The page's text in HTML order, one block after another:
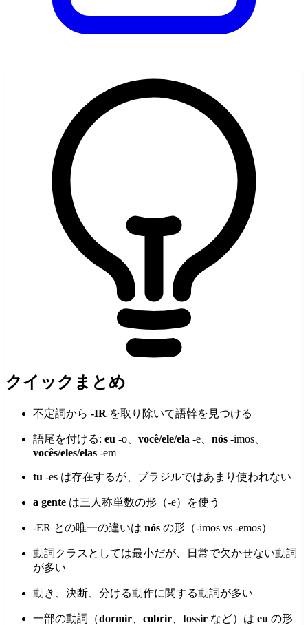
クイックまとめ
不定詞から -IR を取り除いて語幹を見つける
語尾を付ける: eu -o、 você/ele/ela -e、 nós -imos、
vocês/eles/elas -em
tu -es は存在するが、ブラジルではあまり使われない
a gente は三人称単数の形（-e）を使う
-ER との唯一の違いは nós の形（-imos vs -emos）
動詞クラスとしては最小だが、日常で欠かせない動詞
が多い
動き、決断、分ける動作に関する動詞が多い
一部の動詞（dormir cobrir tossir など）は eu の形